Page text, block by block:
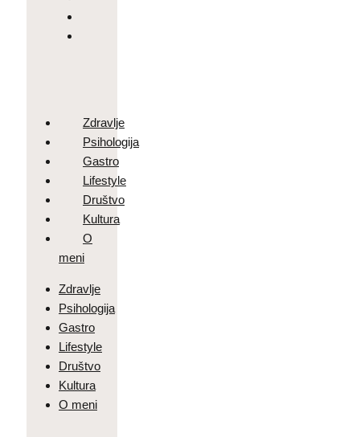
Zdravlje
Psihologija
Gastro
Lifestyle
Društvo
Kultura
O
meni
Zdravlje
Psihologija
Gastro
Lifestyle
Društvo
Kultura
O meni